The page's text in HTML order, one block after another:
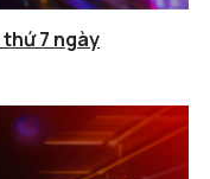
7 ngày